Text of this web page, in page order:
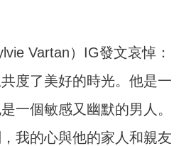
Vartan）IG發文哀悼：
共度了美好的時光。他是一
一個敏感又幽默的男人。
我的心與他的家人和親友